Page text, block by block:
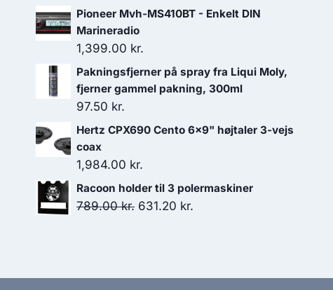
Pioneer Mvh-MS410BT - Enkelt DIN
Marineradio
1,399.00 kr.
Pakningsfjerner på spray fra Liqui Moly,
fjerner gammel pakning, 300ml
97.50 kr.
Hertz CPX690 Cento 6x9" højtaler 3-vejs
coax
1,984.00 kr.
Racoon holder til 3 polermaskiner
789.00kr. Den
789.00 kr..
631.20 kr.
631.20 kr..